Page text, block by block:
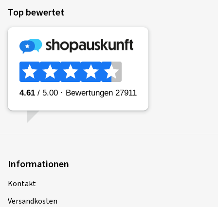
Top bewertet
Informationen
Kontakt
Versandkosten